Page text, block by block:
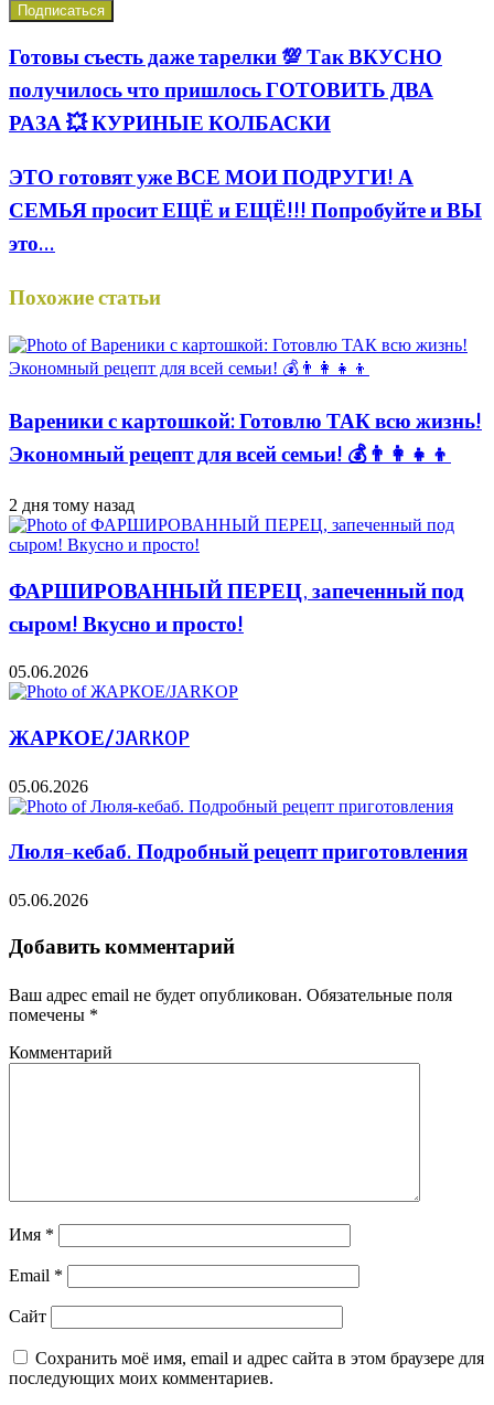
Готовы съесть даже тарелки 💯 Так ВКУСНО
получилось что пришлось ГОТОВИТЬ ДВА
РАЗА 💥 КУРИНЫЕ КОЛБАСКИ
ЭТО готовят уже ВСЕ МОИ ПОДРУГИ! А
СЕМЬЯ просит ЕЩЁ и ЕЩЁ!!! Попробуйте и ВЫ
это...
Похожие статьи
Вареники с картошкой: Готовлю ТАК всю жизнь!
Экономный рецепт для всей семьи! 💰👨👩👧👦
2 дня тому назад
ФАРШИРОВАННЫЙ ПЕРЕЦ, запеченный под
сыром! Вкусно и просто!
05.06.2026
ЖАРКОЕ/JARKOP
05.06.2026
Люля-кебаб. Подробный рецепт приготовления
05.06.2026
Добавить комментарий
Ваш адрес email не будет опубликован. Обязательные поля
помечены *
Комментарий
Имя *
Email *
Сайт
Сохранить моё имя, email и адрес сайта в этом браузере для
последующих моих комментариев.